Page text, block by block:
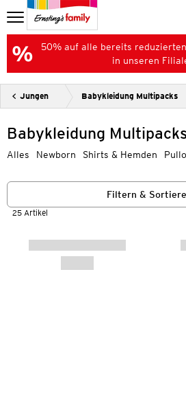
50% auf alle bereits
in unseren
Jungen Babykleidung Multipacks
Babykleidung
Alles Newborn Shirts & Hemden
25 Artikel
Filtern &